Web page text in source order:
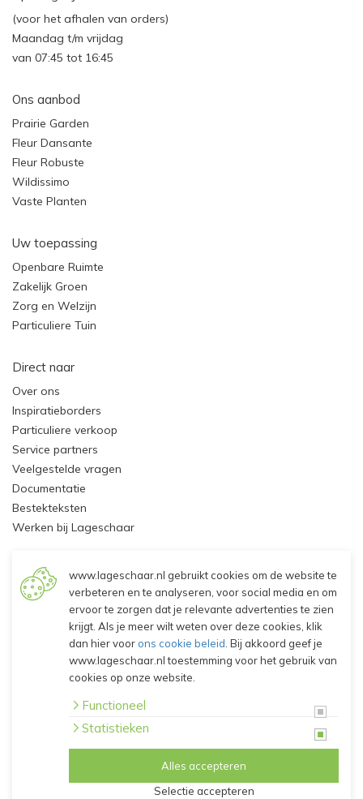
(voor het afhalen van orders)
Maandag t/m vrijdag
van 07:45 tot 16:45
Ons aanbod
Prairie Garden
Fleur Dansante
Fleur Robuste
Wildissimo
Vaste Planten
Uw toepassing
Openbare Ruimte
Zakelijk Groen
Zorg en Welzijn
Particuliere Tuin
Direct naar
Over ons
Inspiratieborders
Particuliere verkoop
Service partners
Veelgestelde vragen
Documentatie
Bestekteksten
Werken bij Lageschaar
Mijn Account
Inloggen - Klant worden
© 2026 Lageschaar Vaste Planten B.V.
Algemene voorwaarden
Privacy verklaring
www.lageschaar.nl gebruikt cookies om de website te
verbeteren en te analyseren, voor social media en om
ervoor te zorgen dat je relevante advertenties te zien
krijgt. Als je meer wilt weten over deze cookies, klik
dan hier voor ons cookie beleid . Bij akkoord geef je
www.lageschaar.nl toestemming voor het gebruik van
cookies op onze website.
Functioneel
Statistieken
Selectie accepteren
Alles accepteren